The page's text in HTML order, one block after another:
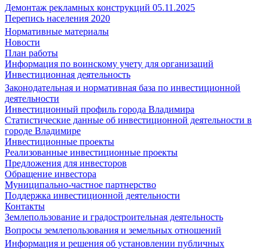
Демонтаж рекламных конструкций 05.11.2025
Перепись населения 2020
Нормативные материалы
Новости
План работы
Информация по воинскому учету для организаций
Инвестиционная деятельность
Законодательная и нормативная база по инвестиционной
деятельности
Инвестиционный профиль города Владимира
Статистические данные об инвестиционной деятельности в
городе Владимире
Инвестиционные проекты
Реализованные инвестиционные проекты
Предложения для инвесторов
Обращение инвестора
Муниципально-частное партнерство
Поддержка инвестиционной деятельности
Контакты
Землепользование и градостроительная деятельность
Вопросы землепользования и земельных отношений
Информация и решения об установлении публичных